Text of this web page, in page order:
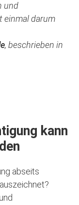
und
einmal darum
, beschrieben in
kann
abseits